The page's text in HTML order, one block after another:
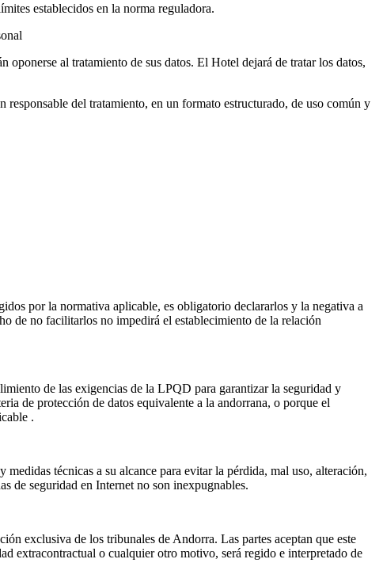
establecidos en la norma reguladora.
al tratamiento de sus datos. El Hotel dejará de tratar los datos,
del tratamiento, en un formato estructurado, de uso común y
por la normativa aplicable, es obligatorio declararlos y la negativa a
de no facilitarlos no impedirá el establecimiento de la relación
de las exigencias de la LPQD para garantizar la seguridad y
de protección de datos equivalente a la andorrana, o porque el
.
técnicas a su alcance para evitar la pérdida, mal uso, alteración,
de seguridad en Internet no son inexpugnables.
exclusiva de los tribunales de Andorra. Las partes aceptan que este
extracontractual o cualquier otro motivo, será regido e interpretado de